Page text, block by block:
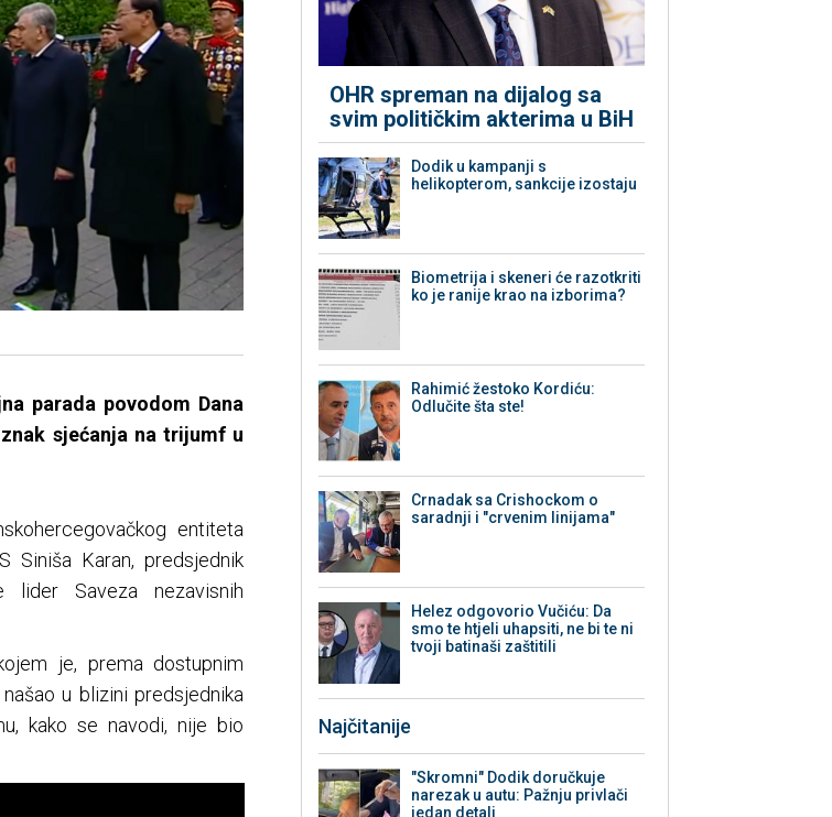
parada povodom Dana
sjećanja na trijumf u
entiteta
Siniša Karan, predsjednik
lider Saveza nezavisnih
je, prema dostupnim
u blizini predsjednika
kako se navodi, nije bio
OHR spreman na dijalog sa
svim političkim akterima u BiH
Dodik u kampanji s
helikopterom, sankcije izostaju
Biometrija i skeneri će razotkriti
ko je ranije krao na izborima?
Rahimić žestoko Kordiću:
Odlučite šta ste!
Crnadak sa Crishockom o
saradnji i "crvenim linijama"
Helez odgovorio Vučiću: Da
smo te htjeli uhapsiti, ne bi te ni
tvoji batinaši zaštitili
Najčitanije
"Skromni" Dodik doručkuje
narezak u autu: Pažnju privlači
jedan detalj